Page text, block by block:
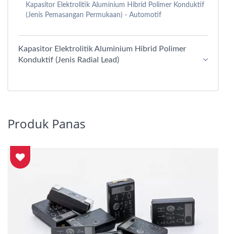
Kapasitor Elektrolitik Aluminium Hibrid Polimer Konduktif
(Jenis Pemasangan Permukaan) - Automotif
Kapasitor Elektrolitik Aluminium Hibrid Polimer
Konduktif (Jenis Radial Lead)
Produk Panas